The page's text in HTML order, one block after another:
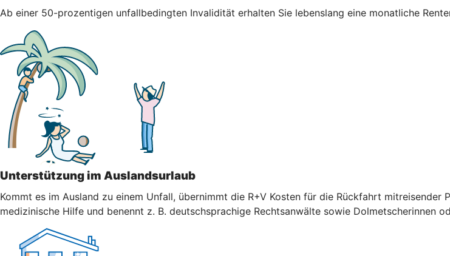
Ab einer 50-prozentigen unfallbedingten Invalidität erhalten Sie lebenslang eine monatliche
Unterstützung im Auslandsurlaub
Kommt es im Ausland zu einem Unfall, übernimmt die R+V Kosten für die Rückfahrt
medizinische Hilfe und benennt z. B. deutschsprachige Rechtsanwälte sowie Dolmetscherinnen